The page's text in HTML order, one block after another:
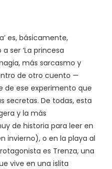
es, básicamente,
ser ‘La princesa
más sarcasmo y
de otro cuento —
ese experimento que
secretas. De todas, esta
y la más
de historia para leer en
invierno), o en la playa al
es Trenza, una
vive en una islita